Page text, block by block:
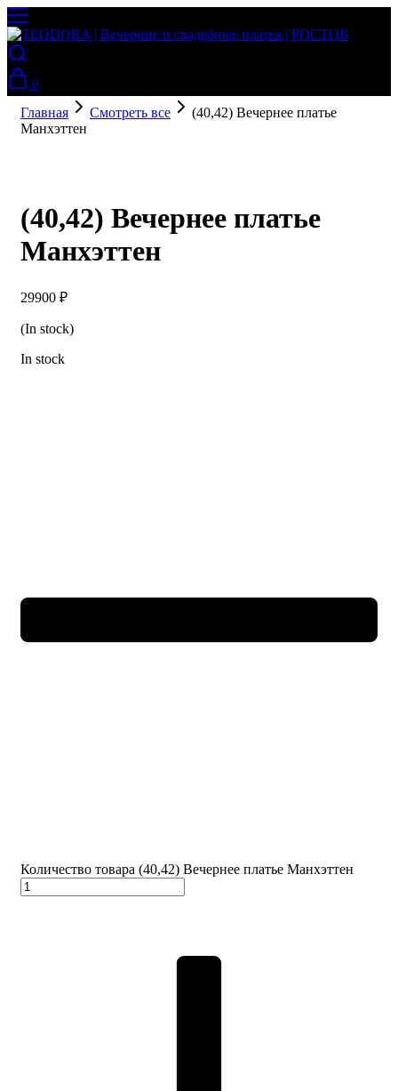
0
Главная
Смотреть все
(40,42) Вечернее платье
Манхэттен
(40,42) Вечернее платье
Манхэттен
29900 ₽
(In stock)
In stock
Количество товара (40,42) Вечернее платье Манхэттен